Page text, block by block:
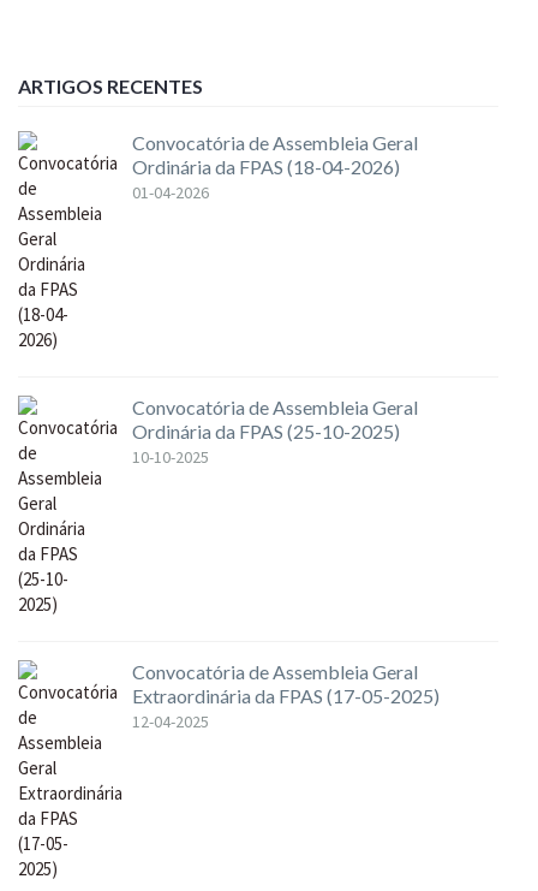
ARTIGOS RECENTES
Convocatória de Assembleia Geral
Ordinária da FPAS (18-04-2026)
01-04-2026
Convocatória de Assembleia Geral
Ordinária da FPAS (25-10-2025)
10-10-2025
Convocatória de Assembleia Geral
Extraordinária da FPAS (17-05-2025)
12-04-2025